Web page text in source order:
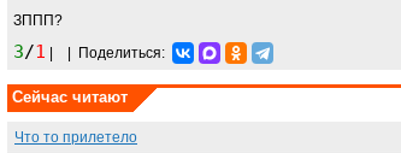
ЗППП?
3/1 Поделиться:
Сейчас читают
Что то прилетело